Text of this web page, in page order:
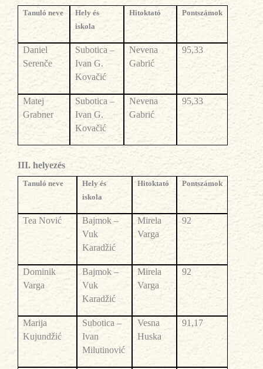
Tanuló neve
Hely és
iskola
Hitoktató Pontszámok
Daniel
Serenče
Subotica –
Ivan G.
Kovačić
Nevena
Gabrić
95,33
Matej
Grabner
Subotica –
Ivan G.
Kovačić
Nevena
Gabrić
95,33
III. helyezés
Tanuló neve
Hely és
iskola
Hitoktató Pontszámok
Tea Nović
Bajmok –
Vuk
Karadžić
Mirela
Varga
92
Dominik
Varga
Bajmok –
Vuk
Karadžić
Mirela
Varga
92
Marija
Kujundžić
Subotica –
Ivan
Milutinović
Vesna
Huska
91,17